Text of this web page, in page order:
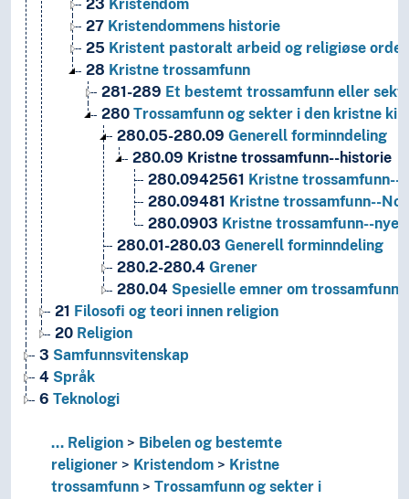
23 Kristendom
27 Kristendommens historie
25 Kristent pastoralt arbeid og religiøse
28 Kristne trossamfunn
281-289 Et bestemt trossamfunn eller sekt
280 Trossamfunn og sekter i den kristne
280.05-280.09 Generell forminndeling
280.09 Kristne trossamfunn--historie
280.0942561 Kristne trossamfunn--
280.09481 Kristne trossamfunn--
280.0903 Kristne trossamfunn--
280.01-280.03 Generell forminndeling
280.2-280.4 Grener
280.04 Spesielle emner om trossamfunn
21 Filosofi og teori innen religion
20 Religion
3 Samfunnsvitenskap
4 Språk
6 Teknologi
... Religion
Bibelen og bestemte
religioner
Kristendom
Kristne
trossamfunn
Trossamfunn og sekter i